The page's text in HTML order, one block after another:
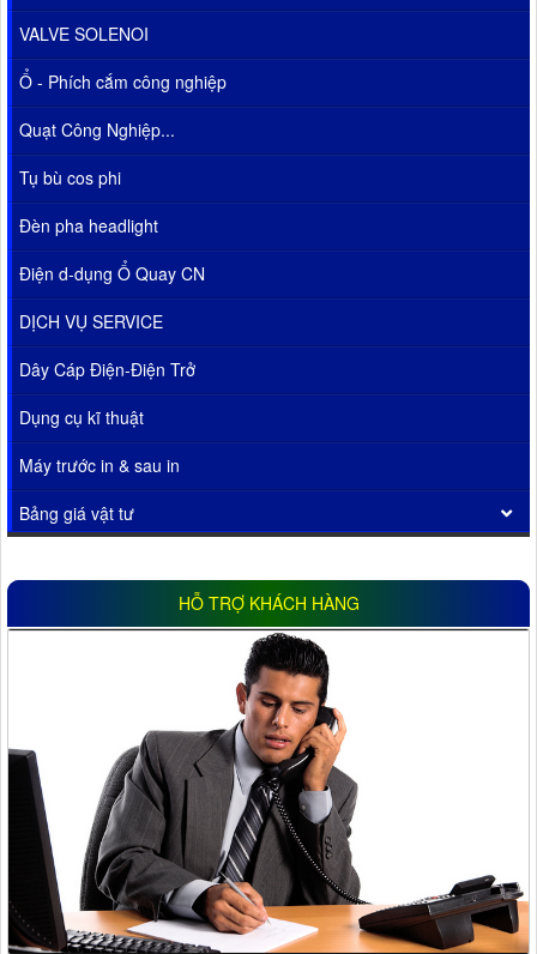
VALVE SOLENOI
Ổ - Phích cắm công nghiệp
Quạt Công Nghiệp...
Tụ bù cos phi
Đèn pha headlight
Điện d-dụng Ổ Quay CN
DỊCH VỤ SERVICE
Dây Cáp Điện-Điện Trở
Dụng cụ kĩ thuật
Máy trước in & sau in
Bảng giá vật tư
HỖ TRỢ KHÁCH HÀNG